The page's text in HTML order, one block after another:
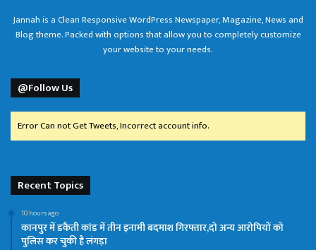
Jannah is a Clean Responsive WordPress Newspaper, Magazine, News and
Blog theme. Packed with options that allow you to completely customize
your website to your needs.
@Follow Us
Error Can not Get Tweets, Incorrect account info.
Recent Topics
10 hours ago
कानपुर में डकैती कांड में तीन इनामी बदमाश गिरफ्तार,दो अन्य आरोपियों को
पुलिस कर चुकी है लंगड़ा